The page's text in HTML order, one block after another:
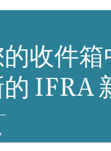
收件箱
IFRA